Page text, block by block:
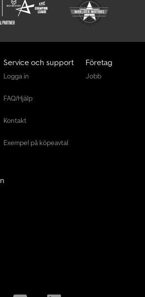
Service och support
Logga in
FAQ/Hjälp
Kontakt
Exempel på köpeavtal
Företag
Jobb